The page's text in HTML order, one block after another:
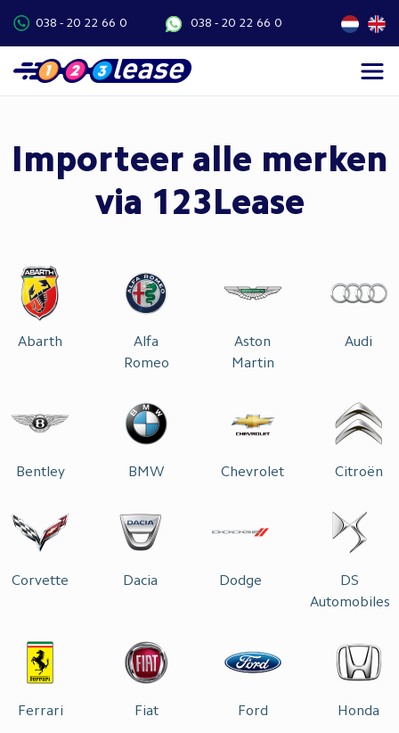
038 - 20 22 66 0 038 - 20 22 66 0
Importeer alle merken
via 123Lease
Abarth
Alfa
Romeo
Aston
Martin
Audi
Bentley BMW Chevrolet Citroën
Corvette Dacia Dodge
DS
Automobiles
Ferrari Fiat Ford Honda